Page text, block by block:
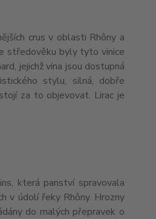
crus v oblasti Rhôny a
středověku byly tyto vinice
jejichž vína jsou dostupná
stylu, silná, dobře
za to objevovat. Lirac je
která panství spravovala
v údolí řeky Rhôny. Hrozny
do malých přepravek o